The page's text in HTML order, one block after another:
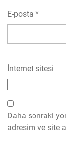
E-posta *
İnternet sitesi
Daha sonraki
adresim ve site